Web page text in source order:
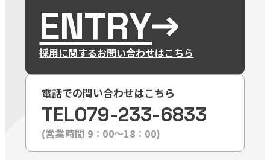
ENTRY
採用に関するお問い合わせはこちら
電話での問い合わせはこちら
TEL079-233-6833
(営業時間 9：00〜18：00)